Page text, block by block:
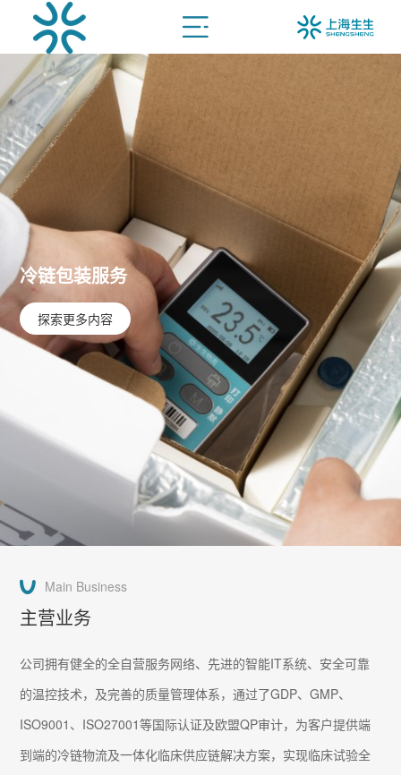
冷链包装服务
探索更多内容
Main Business
主营业务
公司拥有健全的全自营服务网络、先进的智能IT系统、安全可靠
的温控技术，及完善的质量管理体系，通过了GDP、GMP、
ISO9001、ISO27001等国际认证及欧盟QP审计，为客户提供端
到端的冷链物流及一体化临床供应链解决方案，实现临床试验全